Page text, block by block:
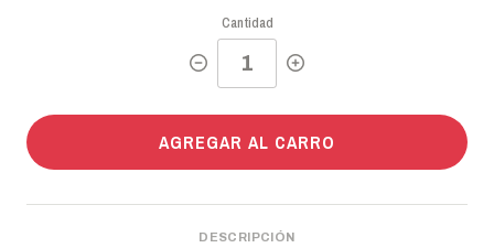
Cantidad
AGREGAR AL CARRO
DESCRIPCIÓN